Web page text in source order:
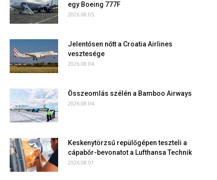
egy Boeing 777F
2026.08.05.
Jelentősen nőtt a Croatia Airlines
vesztesége
2026.08.04.
Összeomlás szélén a Bamboo Airways
2026.08.04.
Keskenytörzsű repülőgépen teszteli a
cápabőr-bevonatot a Lufthansa Technik
2026.08.01.